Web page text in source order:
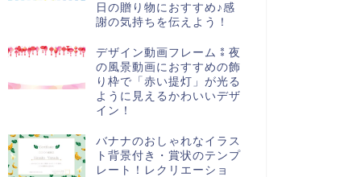
日の贈り物におすすめ♪感
謝の気持ちを伝えよう！
デザイン動画フレーム⁑夜
の風景動画におすすめの飾
り枠で「赤い提灯」が光る
ように見えるかわいいデザ
イン！
バナナのおしゃれなイラス
ト背景付き・賞状のテンプ
レート！レクリエーショ